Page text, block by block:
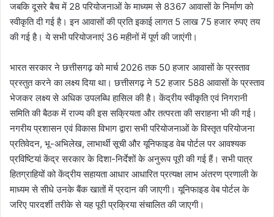
जबकि दूसरे बैच में 28 परियोजनाओं के माध्यम से 8367 आवासों के निर्माण को
स्वीकृति दी गई है। इन आवासों की प्रति इकाई लागत 5 लाख 75 हजार रुपए तय
की गई है। ये सभी परियोजनाएं 36 महीनों में पूर्ण की जाएंगी।
भारत सरकार ने छत्तीसगढ़ को मार्च 2026 तक 50 हजार आवासों के प्रस्ताव
प्रस्तुत करने का लक्ष्य दिया था। छत्तीसगढ़ ने 52 हजार 588 आवासों के प्रस्ताव
भेजकर लक्ष्य से अधिक उपलब्धि हासिल की है। केंद्रीय स्वीकृति एवं निगरानी
समिति की बैठक में राज्य की इस सक्रियता और तत्परता की सराहना भी की गई।
नगरीय प्रशासन एवं विकास विभाग द्वारा सभी परियोजनाओं के विस्तृत परियोजना
प्रतिवेदन, भू-अभिलेख, लाभार्थी सूची और यूनिफाइड वेब पोर्टल पर आवश्यक
प्रविष्टियां केंद्र सरकार के दिशा-निर्देशों के अनुरूप पूरी की गई हैं। सभी पात्र
हितग्राहियों को केंद्रीय सहायता आधार आधारित प्रत्यक्ष लाभ अंतरण प्रणाली के
माध्यम से सीधे उनके बैंक खातों में प्रदान की जाएगी। यूनिफाइड वेब पोर्टल के
जरिए पारदर्शी तरीके से यह पूरी प्रक्रिया संचालित की जाएगी।